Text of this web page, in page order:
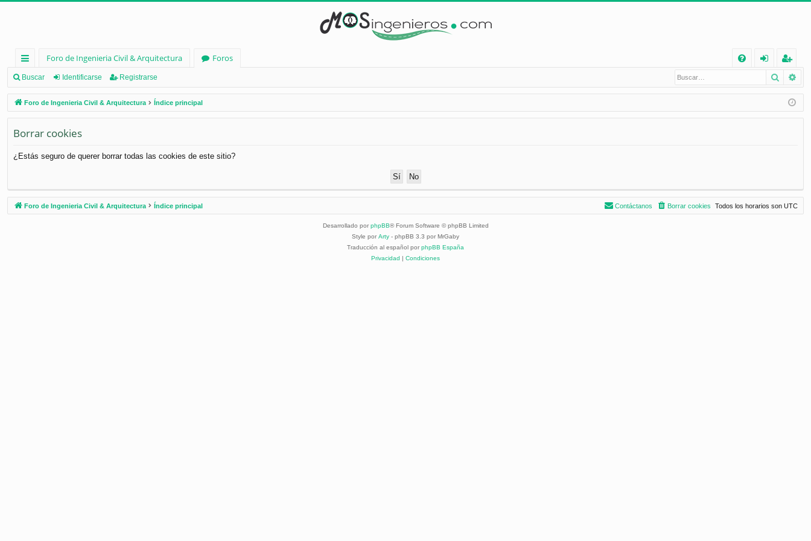
nl
ac
es
rá
pi
os
Foro de Ingenieria Civil & Arquitectura
Foros
Q
nt
ifi
eg
ist
ra
Buscar Identificarse Registrarse Buscar
Foro de Ingenieria Civil & Arquitectura Índice principal
Borrar cookies
¿Estás seguro de querer borrar todas las cookies de este sitio?
Foro de Ingenieria Civil & Arquitectura Índice principal Todos los horarios son UTC
Borrar cookies
Contáctanos
Desarrollado por phpBB® Forum Software © phpBB Limited
Style por Arty - phpBB 3.3 por MrGaby
Traducción al español por phpBB España
Privacidad | Condiciones